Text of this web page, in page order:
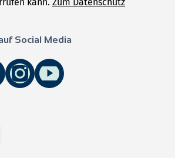
Social Media